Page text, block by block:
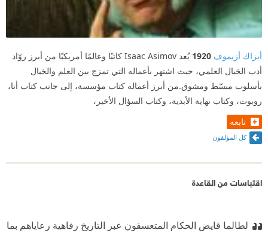
أيزاك أزيموف 1920
يُعد Isaac Asimov كاتبًا وعالمًا أمريكيًا من أبرز روّاد
أدب الخيال العلمي، حيث اشتهر بأعماله التي تمزج بين العلم والخيال
بأسلوب مبسّط ومشوق.من أبرز أعماله كتاب مؤسسة، إلى جانب كتاب أنا،
روبوت، وكتاب نهاية الأبدية، وكتاب السؤال الأخير،
تابعه
كل المؤلفون
اقتباسات من القاعدة
لطالما قايض الحكام المتعسفون عبر التاريخ رفاهية رعاياهم بما